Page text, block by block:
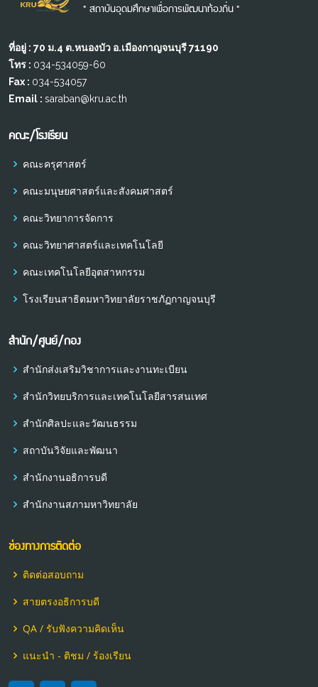
" สถาบันอุดมศึกษาเพื่อการพัฒนาท้องถิ่น "
ที่อยู่ : 70 ม.4 ต.หนองบัว อ.เมืองกาญจนบุรี 71190
โทร : 034-534059-60
Fax : 034-534057
Email : saraban@kru.ac.th
คณะ/โรงเรียน
คณะครุศาสตร์
คณะมนุษยศาสตร์และสังคมศาสตร์
คณะวิทยาการจัดการ
คณะวิทยาศาสตร์และเทคโนโลยี
คณะเทคโนโลยีอุตสาหกรรม
โรงเรียนสาธิตมหาวิทยาลัยราชภัฏกาญจนบุรี
สำนัก/ศูนย์/กอง
สำนักส่งเสริมวิชาการและงานทะเบียน
สำนักวิทยบริการและเทคโนโลยีสารสนเทศ
สำนักศิลปะและวัฒนธรรม
สถาบันวิจัยและพัฒนา
สำนักงานอธิการบดี
สำนักงานสภามหาวิทยาลัย
ช่องทางการติดต่อ
ติดต่อสอบถาม
สายตรงอธิการบดี
QA / รับฟังความคิดเห็น
แนะนำ - ติชม / ร้องเรียน